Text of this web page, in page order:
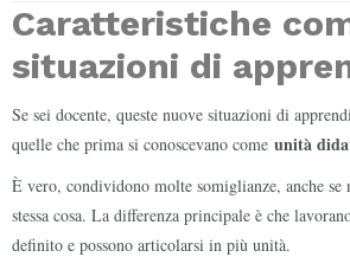
Caratteristiche
situazioni di
Se sei docente, queste nuove situazioni di
quelle che prima si conoscevano come unità
È vero, condividono molte somiglianze, anche se
stessa cosa. La differenza principale è che
definito e possono articolarsi in più unità.